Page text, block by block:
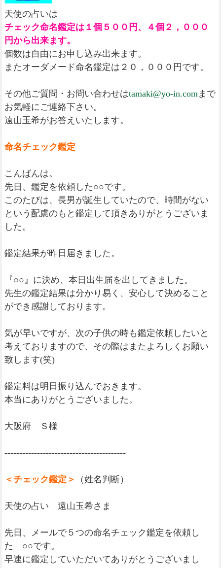
天使の占いは
チェック命名鑑定は１個５００円、４個２，０００
円から出来ます。
個数は自由にお申し込み出来ます。
またオーダメード命名鑑定は２０，０００円です。
その他ご質問・お問い合わせはtamaki@yo-in.comまで
お気軽にご連絡下さい。
遠山玉希がお答えいたします。
命名チェック鑑定
こんばんは。
先日、鑑定を依頼した○○です。
このたびは、長男が誕生していたので、時間がない
という配慮のもと鑑定して頂きありがとうございま
した。
鑑定結果が昨日届きました。
『○○』に決め、本日出生届を出してきました。
先生の鑑定結果は分かり易く、安心して決めること
ができ感謝しております。
気が早いですが、次の子供の時も鑑定依頼したいと
考えておりますので、その際はまたよろしくお願い
致します(笑)
鑑定料は明日振り込んでおきます。
本当にありがとうございました。
大阪府 Ｓ様
-----------------------------------------
＜チェック鑑定＞ （姓名判断）
天使の占い 遠山玉希さま
先日、メールで５つの命名チェック鑑定を依頼し
た ○○です。
早速に鑑定していただいてありがとうございまし